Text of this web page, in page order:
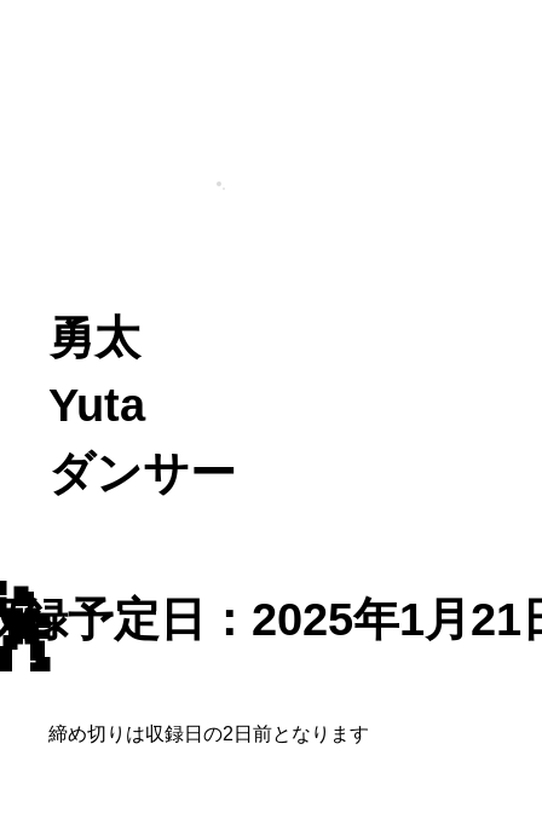
勇太
Yuta
ダンサー
録予定日： 2025年1月21
締め切りは収録日の2日前となります